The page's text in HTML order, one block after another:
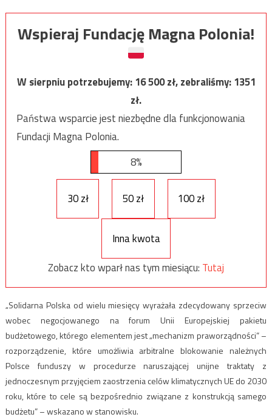
Wspieraj Fundację Magna Polonia!
W sierpniu potrzebujemy:16 500zł, zebraliśmy:1351
zł.
Państwa wsparcie jest niezbędne dla funkcjonowania
Fundacji Magna Polonia.
8%
30 zł 50 zł 100 zł
Inna kwota
Zobacz kto wparł nas tym miesiącu: Tutaj
„Solidarna Polska od wielu miesięcy wyrażała zdecydowany sprzeciw
wobec negocjowanego na forum Unii Europejskiej pakietu
budżetowego, którego elementem jest „mechanizm praworządności” –
rozporządzenie, które umożliwia arbitralne blokowanie należnych
Polsce funduszy w procedurze naruszającej unijne traktaty z
jednoczesnym przyjęciem zaostrzenia celów klimatycznych UE do 2030
roku, które to cele są bezpośrednio związane z konstrukcją samego
budżetu” – wskazano w stanowisku.